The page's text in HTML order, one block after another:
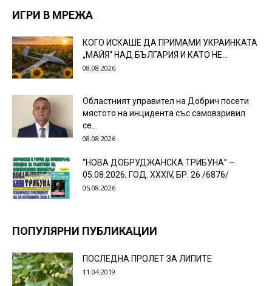
ИГРИ В МРЕЖА
КОГО ИСКАШЕ ДА ПРИМАМИ УКРАИНКАТА
„МАЙЯ“ НАД БЪЛГАРИЯ И КАТО НЕ...
08.08.2026
Областният управител на Добрич посети
мястото на инцидента със самовзривил
се...
08.08.2026
“НОВА ДОБРУДЖАНСКА ТРИБУНА” –
05.08.2026, ГОД. XXХIV, БР. 26 /6876/
05.08.2026
ПОПУЛЯРНИ ПУБЛИКАЦИИ
ПОСЛЕДНА ПРОЛЕТ ЗА ЛИПИТЕ
11.04.2019